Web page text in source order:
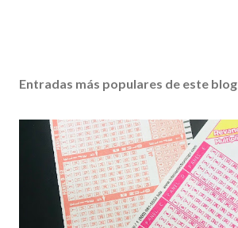
Entradas más populares de este blog